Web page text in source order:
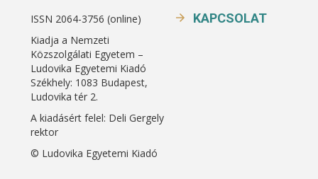
ISSN 2064-3756 (online)
Kiadja a Nemzeti
Közszolgálati Egyetem –
Ludovika Egyetemi Kiadó
Székhely: 1083 Budapest,
Ludovika tér 2.
A kiadásért felel: Deli Gergely
rektor
© Ludovika Egyetemi Kiadó
KAPCSOLAT